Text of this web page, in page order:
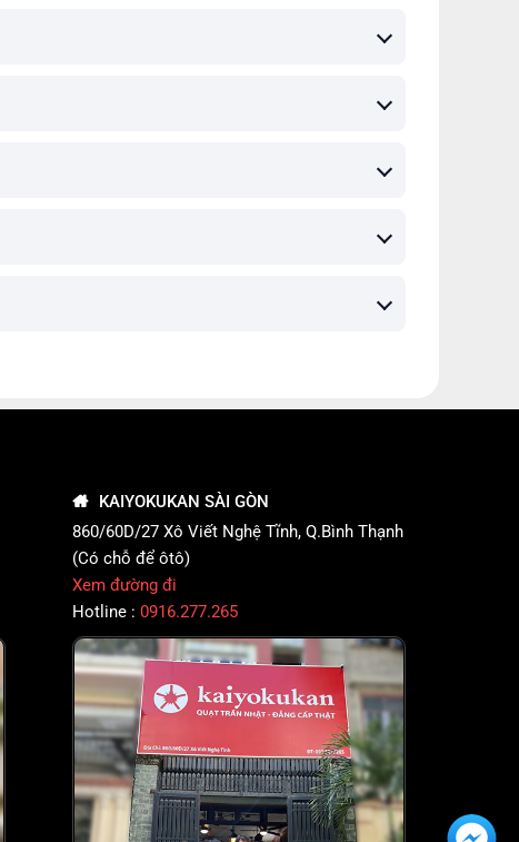
KAIYOKUKAN SÀI GÒN
860/60D/27 Xô Viết Nghệ Tĩnh, Q.Bình Thạnh
(Có chỗ để ôtô)
Xem đường đi
Hotline : 0916.277.265